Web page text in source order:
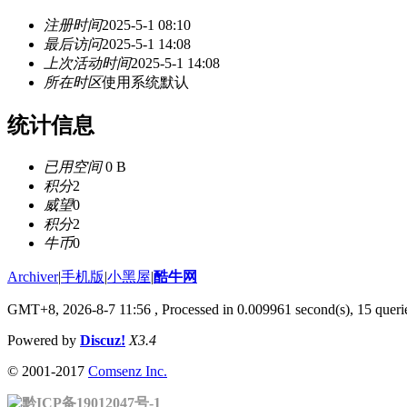
注册时间2025-5-1 08:10
最后访问2025-5-1 14:08
上次活动时间2025-5-1 14:08
所在时区使用系统默认
统计信息
已用空间0 B
积分2
威望0
积分2
牛币0
Archiver|手机版|小黑屋|酷牛网
GMT+8, 2026-8-7 11:56 , Processed in 0.009961 second(s), 15
Powered by Discuz! X3.4
© 2001-2017 Comsenz Inc.
黔ICP备19012047号-1